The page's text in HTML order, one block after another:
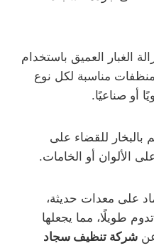
الغبار العميق باستخدام
مناسبة لكل نوع
أو صناعيًا.
بالبخار للقضاء على
على الألوان أو الخامات.
على معدات حديثة،
طويلًا، مما يجعلها
شركة تنظيف سجاد